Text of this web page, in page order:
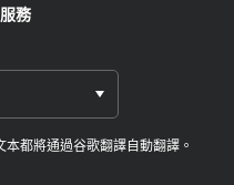
務
都將通過谷歌翻譯自動翻譯。